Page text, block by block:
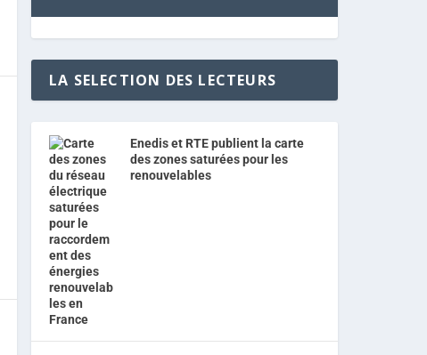
LA SELECTION DES LECTEURS
Enedis et RTE publient la carte
des zones saturées pour les
renouvelables